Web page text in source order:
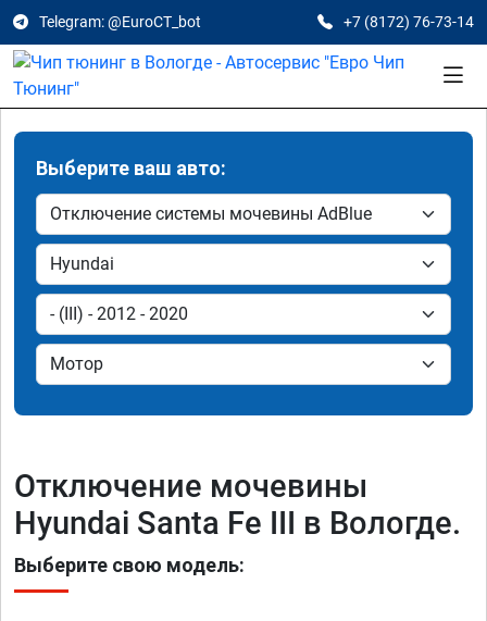
Telegram: @EuroCT_bot +7 (8172) 76-73-14
Выберите ваш авто:
Отключение мочевины
Hyundai Santa Fe III в Вологде.
Выберите свою модель: